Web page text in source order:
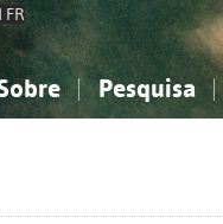
FR
Pesquisa